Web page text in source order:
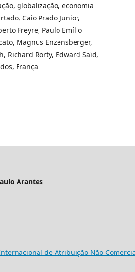
globalização, economia
Caio Prado Junior,
Freyre, Paulo Emílio
Magnus Enzensberger,
Richard Rorty, Edward Saïd,
França.
Arantes
de Atribuição Não